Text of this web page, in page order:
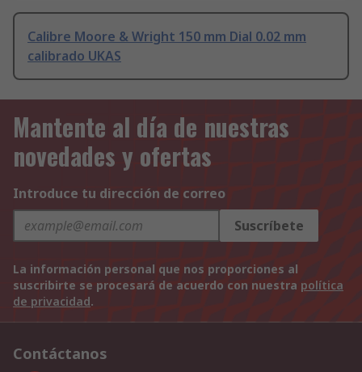
Calibre Moore & Wright 150 mm Dial 0.02 mm
calibrado UKAS
Mantente al día de nuestras
novedades y ofertas
Introduce tu dirección de correo
Suscríbete
La información personal que nos proporciones al
suscribirte se procesará de acuerdo con nuestra política
de privacidad.
Contáctanos